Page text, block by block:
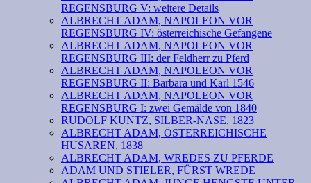
REGENSBURG V: weitere Details
ALBRECHT ADAM, NAPOLEON VOR
REGENSBURG IV: österreichische Gefangene
ALBRECHT ADAM, NAPOLEON VOR
REGENSBURG III: der Feldherr zu Pferd
ALBRECHT ADAM, NAPOLEON VOR
REGENSBURG II: Barbara und Karl 1546
ALBRECHT ADAM, NAPOLEON VOR
REGENSBURG I: zwei Gemälde von 1840
RUDOLF KUNTZ, SILBER-NASE, 1823
ALBRECHT ADAM, ÖSTERREICHISCHE
HUSAREN, 1838
ALBRECHT ADAM, WREDES ZU PFERDE
ADAM UND STIELER, FÜRST WREDE